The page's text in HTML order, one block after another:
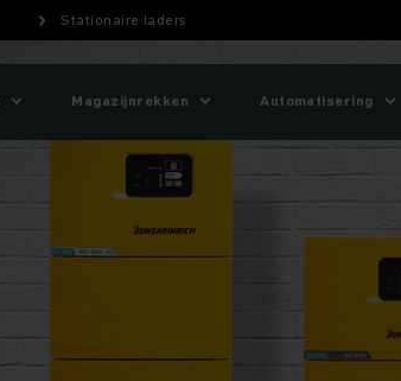
Stationaire laders
Magazijnrekken Automatisering